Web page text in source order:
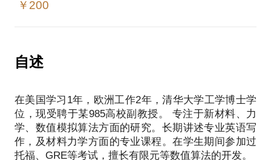
￥200
自述
在美国学习1年，欧洲工作2年，清华大学工学博士学
位，现受聘于某985高校副教授。 专注于新材料、力
学、数值模拟算法方面的研究。长期讲述专业英语写
作，及材料力学方面的专业课程。在学生期间参加过